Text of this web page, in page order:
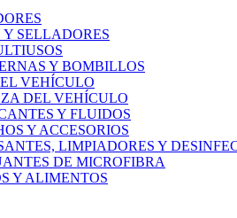
SELLADORES
Y BOMBILLOS
VEHÍCULO
DEL VEHÍCULO
Y FLUIDOS
Y ACCESORIOS
LIMPIADORES Y
DE MICROFIBRA
Y ALIMENTOS